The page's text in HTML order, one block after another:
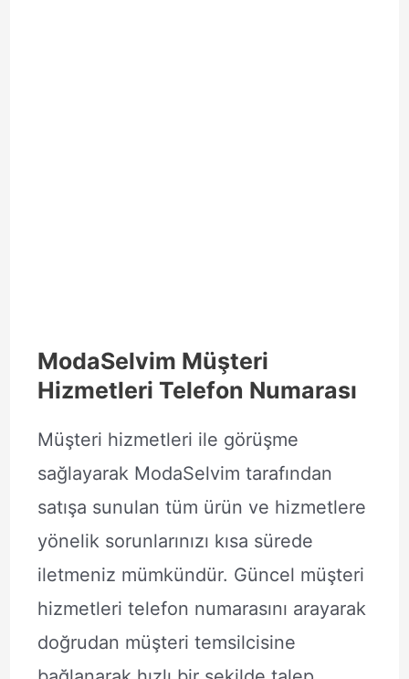
ModaSelvim Müşteri
Hizmetleri Telefon Numarası
Müşteri hizmetleri ile görüşme
sağlayarak ModaSelvim tarafından
satışa sunulan tüm ürün ve hizmetlere
yönelik sorunlarınızı kısa sürede
iletmeniz mümkündür. Güncel müşteri
hizmetleri telefon numarasını arayarak
doğrudan müşteri temsilcisine